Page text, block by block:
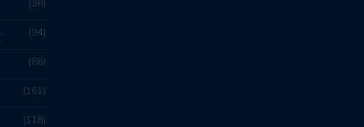
36
94
86
161
118